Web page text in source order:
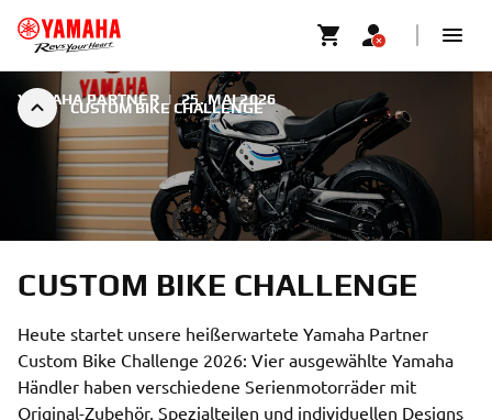
CUSTOM BIKE CHALLENGE
YAMAHA PARTNER | 25. MAI 2026
CUSTOM BIKE CHALLENGE
Heute startet unsere heißerwartete Yamaha Partner
Custom Bike Challenge 2026: Vier ausgewählte Yamaha
Händler haben verschiedene Serienmotorräder mit
Original-Zubehör, Spezialteilen und individuellen Designs